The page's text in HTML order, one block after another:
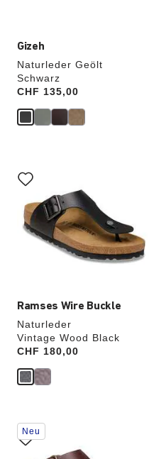
Gizeh
Naturleder Geölt
Schwarz
Price:
CHF 135,00
Ramses Wire Buckle
Naturleder
Vintage Wood Black
Price:
CHF 180,00
Anklicken
der
Farben
werden
die
Produktbilder
aktualisiert.
Durch
Anklicken
der
Neu